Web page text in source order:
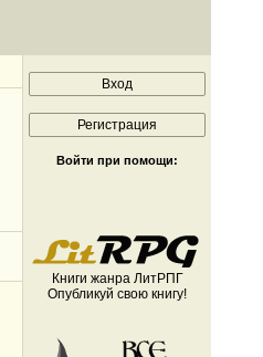
Войти при помощи:
Книги жанра ЛитРПГ
Опубликуй свою книгу!